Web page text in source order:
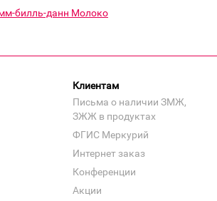
билль-данн Молоко
Клиентам
Письма о наличии ЗМЖ,
ЗЖЖ в продуктах
ФГИС Меркурий
Интернет заказ
Конференции
Акции